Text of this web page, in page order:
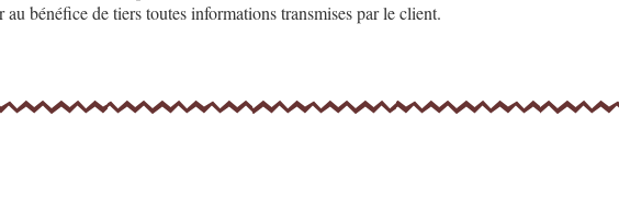
bénéfice de tiers toutes informations transmises par le client.